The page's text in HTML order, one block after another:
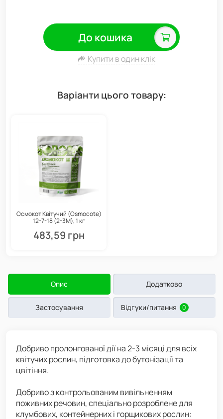
До кошика
Купити в один клік
Варіанти цього товару:
Осмокот Квітучий (Osmocote)
12-7-18 (2-3М), 1 кг
483,59 грн
Опис Додатково
Застосування Відгуки/питання 0
Добриво пролонгованої дії на 2-3 місяці для всіх
квітучих рослин, підготовка до бутонізації та
цвітіння.
Добриво з контрольованим вивільненням
поживних речовин, спеціально розроблене для
клумбових, контейнерних і горщикових рослин: